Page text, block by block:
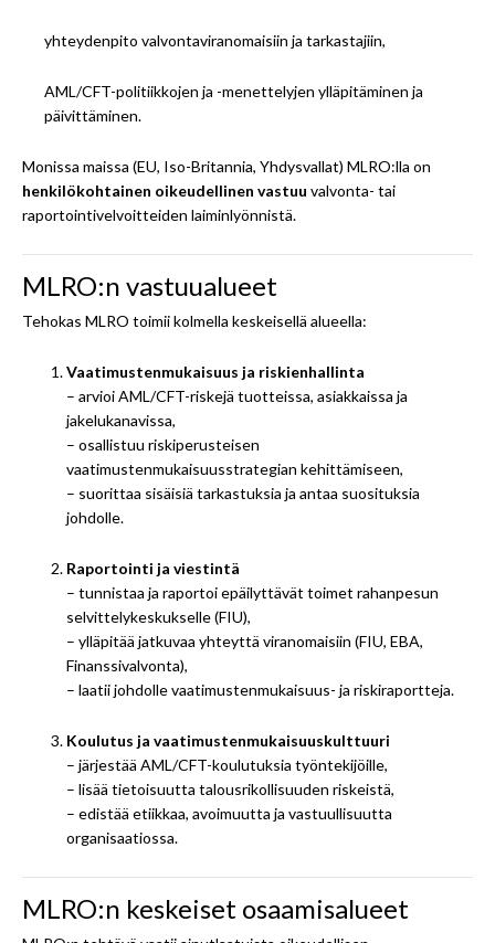
yhteydenpito valvontaviranomaisiin ja tarkastajiin,
AML/CFT-politiikkojen ja -menettelyjen ylläpitäminen ja
päivittäminen.
Monissa maissa (EU, Iso-Britannia, Yhdysvallat) MLRO:lla on
henkilökohtainen oikeudellinen vastuu valvonta- tai
raportointivelvoitteiden laiminlyönnistä.
MLRO:n vastuualueet
Tehokas MLRO toimii kolmella keskeisellä alueella:
Vaatimustenmukaisuus ja riskienhallinta
– arvioi AML/CFT-riskejä tuotteissa, asiakkaissa ja
jakelukanavissa,
– osallistuu riskiperusteisen
vaatimustenmukaisuusstrategian kehittämiseen,
– suorittaa sisäisiä tarkastuksia ja antaa suosituksia
johdolle.
Raportointi ja viestintä
– tunnistaa ja raportoi epäilyttävät toimet rahanpesun
selvittelykeskukselle (FIU),
– ylläpitää jatkuvaa yhteyttä viranomaisiin (FIU, EBA,
Finanssivalvonta),
– laatii johdolle vaatimustenmukaisuus- ja riskiraportteja.
Koulutus ja vaatimustenmukaisuuskulttuuri
– järjestää AML/CFT-koulutuksia työntekijöille,
– lisää tietoisuutta talousrikollisuuden riskeistä,
– edistää etiikkaa, avoimuutta ja vastuullisuutta
organisaatiossa.
MLRO:n keskeiset osaamisalueet